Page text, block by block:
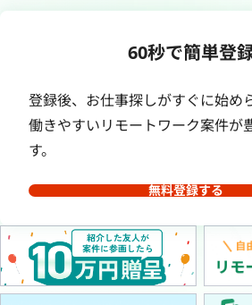
60秒で簡単登
登録後、お仕事探しがすぐに始め
働きやすいリモートワーク案件が
す。
無料登録する